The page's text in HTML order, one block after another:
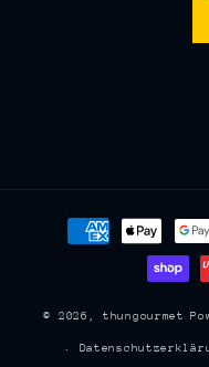
Zahlungsmethoden
© 2026,thungourmet